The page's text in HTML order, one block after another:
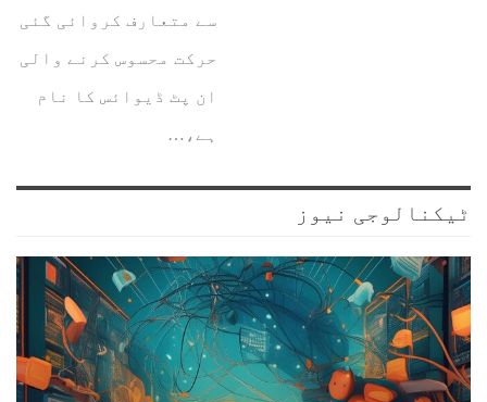
سے متعارف کروائی گئی
حرکت محسوس کرنے والی
ان پٹ ڈیوائس کا نام
ہے،…
ٹیکنالوجی نیوز